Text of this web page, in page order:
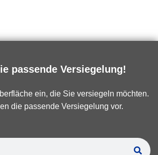
passende Versiegelung!
ein, die Sie versiegeln möchten.
die passende Versiegelung vor.